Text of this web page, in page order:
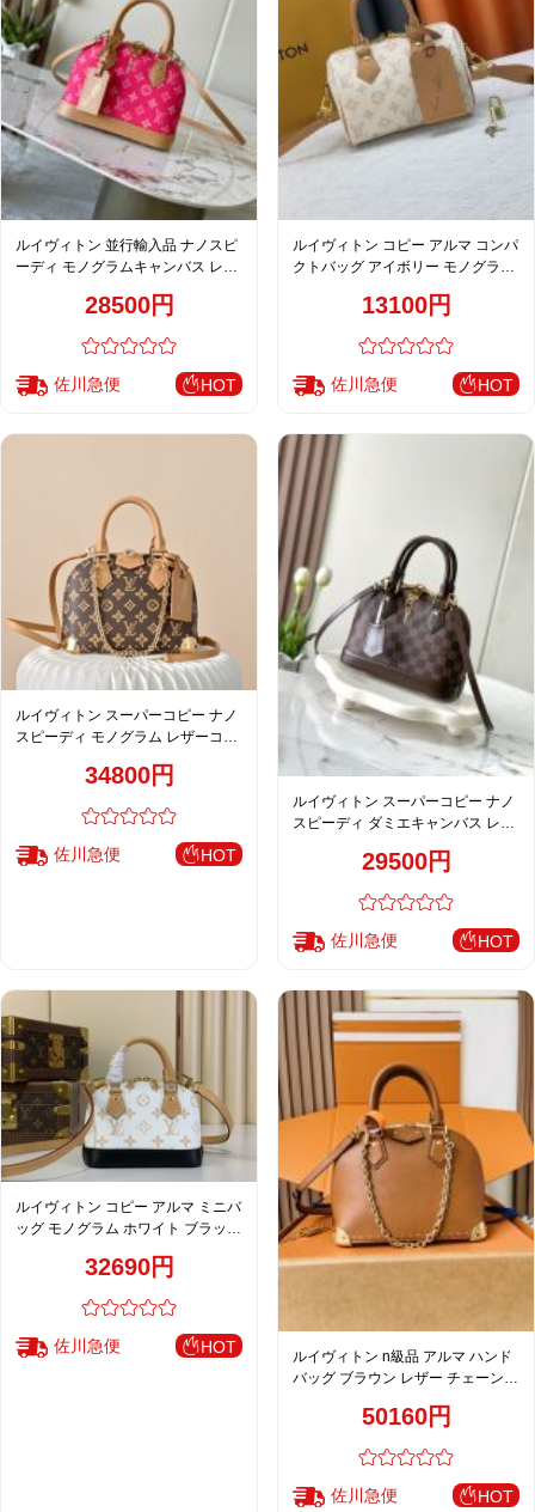
ルイヴィトン 並行輸入品 ナノスピ
ーディ モノグラムキャンバス レザ
ース注目商品28500円
佐川急便 HOT
ルイヴィトン コピー アルマ コンパ
クトバッグ アイボリー モノグラム
13100円
佐川急便 HOT
ルイヴィトン スーパーコピー ナノ
スピーディ モノグラム レザーコン
ディース人気モデル
34800円
佐川急便 HOT
ルイヴィトン スーパーコピー ナノ
スピーディ ダミエキャンバス レザ
ディース高品質レプリカ
29500円
佐川急便 HOT
ルイヴィトン コピー アルマ ミニバ
ッグ モノグラム ホワイト ブラック
32690円
佐川急便 HOT
ルイヴィトン n級品 アルマ ハンド
バッグ ブラウン レザー チェーン装
50160円
佐川急便 HOT